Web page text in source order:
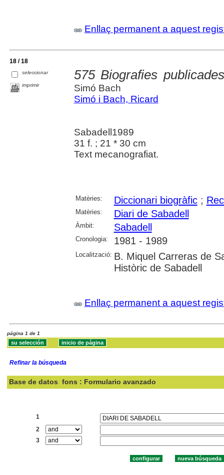
Enllaç permanent a aquest
18 / 18
seleccionar
imprimir
575 Biografies
Simó Bach
Simó i Bach, Ricard
Sabadell1989
31 f. ; 21 * 30 cm
Text mecanografiat.
Matèries: Diccionari biogràfic;
Matèries: Diari de Sabadell
Àmbit: Sabadell
Cronologia: 1981 - 1989
Localització: B. Miquel Carreras de
Històric de Sabadell
Enllaç permanent a aquest
página 1 de 1
Refinar la búsqueda
Base de datos fons : Formulario avanzado
1
2
3